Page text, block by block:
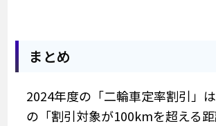
まとめ
2024年度の「二輪車定率割引」
の「割引対象が100kmを超える